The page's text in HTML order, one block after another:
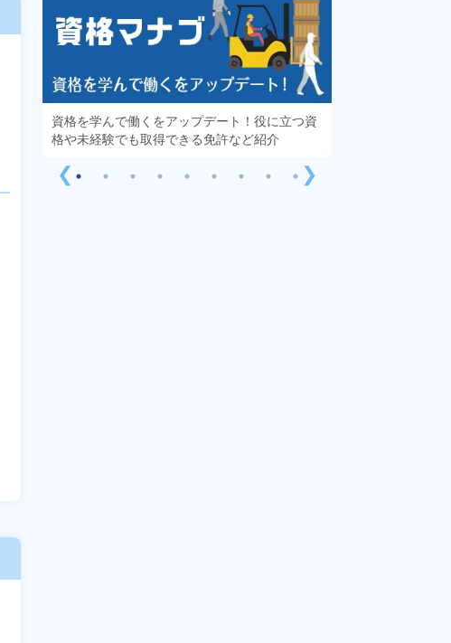
❮
資格を学んで働くをアップデート！役に立つ資
格や未経験でも取得できる免許など紹介
❯